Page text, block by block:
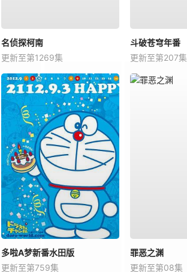
名侦探柯南
更新至第1269集
斗破苍穹年番
更新至第207集
多啦A梦新番水田版
更新至第759集
罪恶之渊
更新至第08集